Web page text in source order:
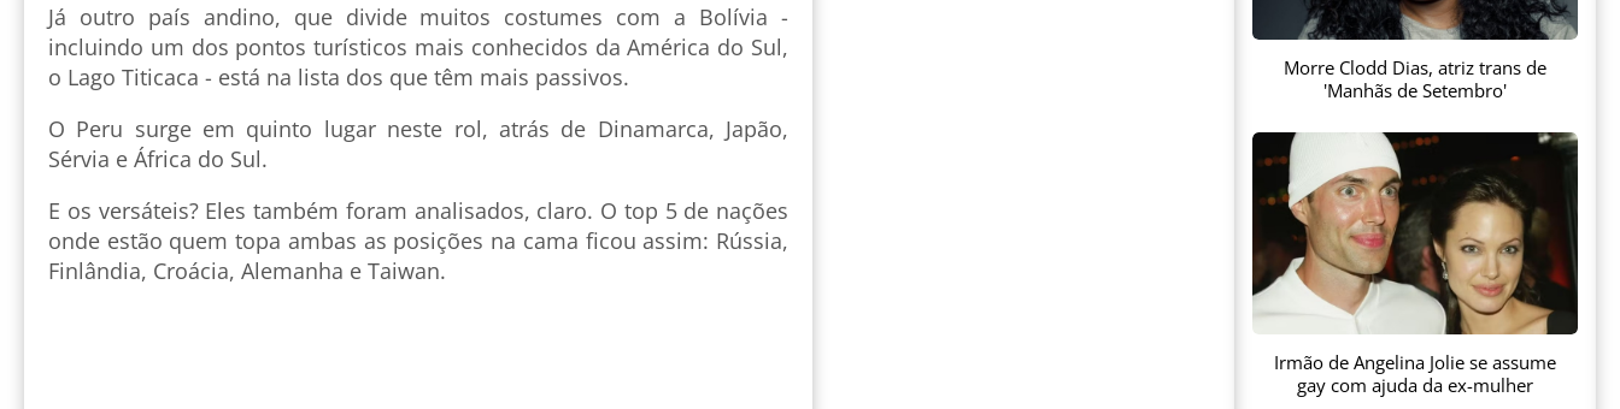
Já outro país andino, que divide muitos costumes com a Bolívia -
incluindo um dos pontos turísticos mais conhecidos da América do Sul,
o Lago Titicaca - está na lista dos que têm mais passivos.
O Peru surge em quinto lugar neste rol, atrás de Dinamarca, Japão,
Sérvia e África do Sul.
E os versáteis? Eles também foram analisados, claro. O top 5 de nações
onde estão quem topa ambas as posições na cama ficou assim: Rússia,
Finlândia, Croácia, Alemanha e Taiwan.
Morre Clodd Dias, atriz trans de
'Manhãs de Setembro'
Irmão de Angelina Jolie se assume
gay com ajuda da ex-mulher